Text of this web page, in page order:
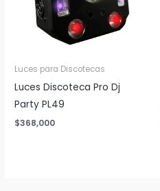
Luces para Discotecas
Luces Discoteca Pro Dj
Party PL49
$368,000